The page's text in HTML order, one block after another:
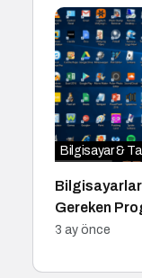
Gereken
Bilgisayar &
3 ay önce